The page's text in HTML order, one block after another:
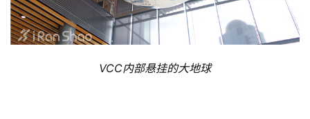
VCC内部悬挂的大地球